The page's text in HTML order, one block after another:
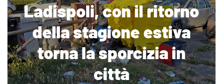
Ladispoli, con il ritorno
della stagione estiva
torna la sporcizia in
città